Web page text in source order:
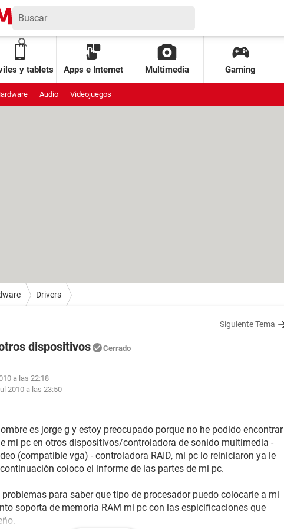
y tablets Apps e Internet Multimedia Gaming
Audio Videojuegos
Drivers
Siguiente Tema
dispositivos Cerrado
a las 22:18
2010 a las 23:50
es jorge g y estoy preocupado porque no he podido encontrar
mi pc en otros dispositivos/controladora de sonido multimedia -
(compatible vga) - controladora RAID, mi pc lo reiniciaron ya le
coloco el informe de las partes de mi pc.
para saber que tipo de procesador puedo colocarle a mi
soporta de memoria RAM mi pc con las espicificaciones que